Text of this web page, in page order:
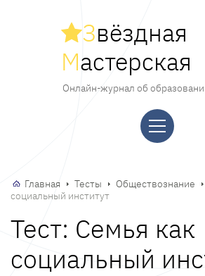
Звёздная
Мастерская
Онлайн-журнал об
Главная Тесты Обществознание
социальный институт
Тест: Семья как
социальный